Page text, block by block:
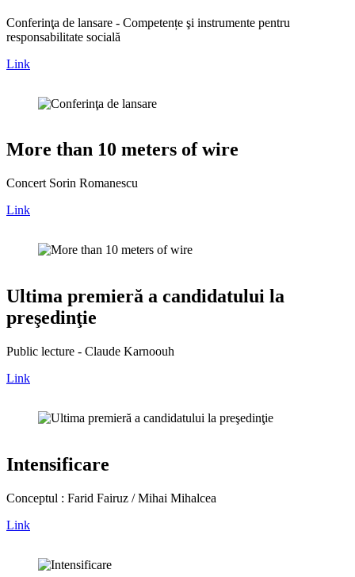
Conferinţa de lansare - Competențe şi instrumente pentru
responsabilitate socială
Link
More than 10 meters of wire
Concert Sorin Romanescu
Link
Ultima premieră a candidatului la
preşedinţie
Public lecture - Claude Karnoouh
Link
Intensificare
Conceptul : Farid Fairuz / Mihai Mihalcea
Link